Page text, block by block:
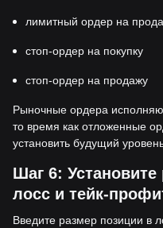
лимитный ордер на
стоп-ордер на покупку
стоп-ордер на продажу
Рыночные ордера
то время как отложенные
установить будущий
Шаг 6:
лосс и тейк-
Введите размер позиции в